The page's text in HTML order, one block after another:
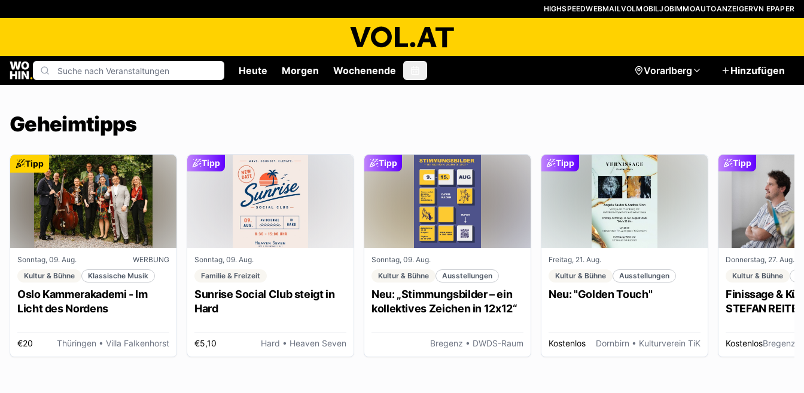
HIGHSPEEDWEBMAILVOLMOBILJOBIMMOAUTOANZEIGERVN EPAPER
Heute Morgen Wochenende Vorarlberg Hinzufügen
Geheimtipps
Tipp
Sonntag, 09. Aug.
WERBUNG
Kultur & Bühne
Klassische Musik
Oslo Kammerakademi - Im
Licht des Nordens
€20 Thüringen • Villa Falkenhorst
Tipp
Sonntag, 09. Aug.
Familie & Freizeit
Sunrise Social Club steigt in
Hard
€5,10 Hard • Heaven Seven
Tipp
Sonntag, 09. Aug.
Kultur & Bühne
Ausstellungen
Neu: „Stimmungsbilder – ein
kollektives Zeichen in 12x12“
Bregenz • DWDS-Raum
Tipp
Freitag, 21. Aug.
Kultur & Bühne
Ausstellungen
Neu: "Golden Touch"
Kostenlos Dornbirn • Kulturverein TiK
Tipp
Donnerstag, 27. Aug.
Kultur & Bühne
Finissage &
STEFAN
KostenlosBregenz